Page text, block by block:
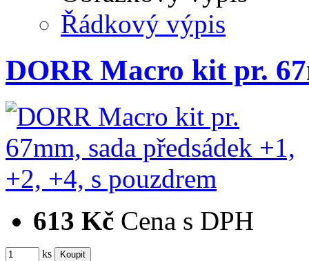
Řádkový výpis
DORR Macro kit pr.
613 Kč Cena s DPH
ks